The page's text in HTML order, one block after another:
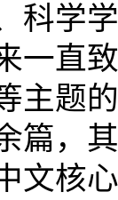
科学
一直
主题
篇，
文核